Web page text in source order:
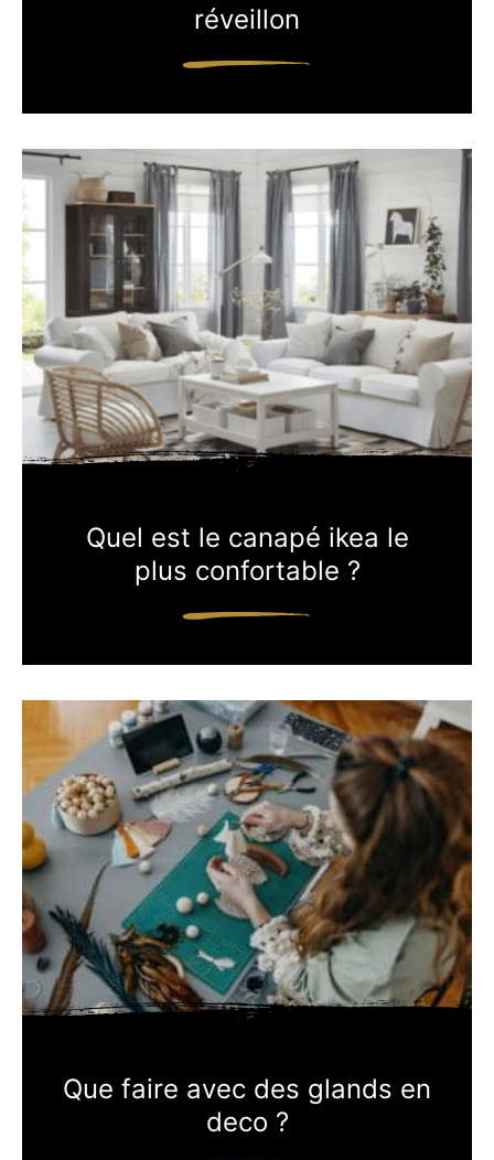
réveillon
Quel est le canapé ikea le
plus confortable ?
Que faire avec des glands en
deco ?